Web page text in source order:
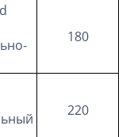
180
220